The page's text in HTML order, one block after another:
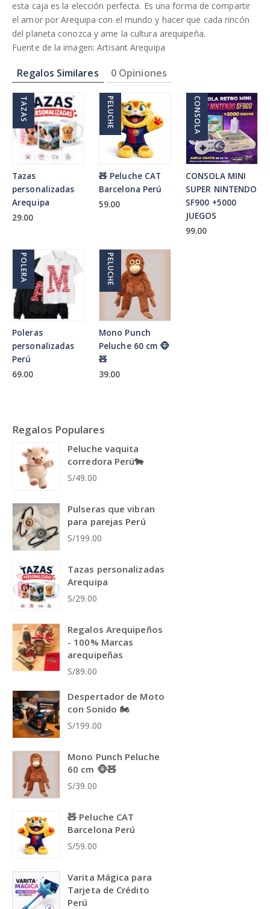
esta caja es la elección perfecta. Es una forma de compartir
el amor por Arequipa con el mundo y hacer que cada rincón
del planeta conozca y ame la cultura arequipeña.
Fuente de la imagen: Artisant Arequipa
Regalos Similares 0 Opiniones
TAZAS
Tazas
personalizadas
Arequipa
29.00
PELUCHE
🧸 Peluche CAT
Barcelona Perú
59.00
CONSOLA
CONSOLA MINI
SUPER NINTENDO
SF900 +5000
JUEGOS
99.00
POLERA
Poleras
personalizadas
Perú
69.00
PELUCHE
Mono Punch
Peluche 60 cm 🐵
🧸
39.00
Regalos Populares
Peluche vaquita
corredora Perú🐄
S/49.00
Pulseras que vibran
para parejas Perú
S/199.00
Tazas personalizadas
Arequipa
S/29.00
Regalos Arequipeños
- 100% Marcas
arequipeñas
S/89.00
Despertador de Moto
con Sonido 🏍️
S/199.00
Mono Punch Peluche
60 cm 🐵🧸
S/39.00
🧸 Peluche CAT
Barcelona Perú
S/59.00
Varita Mágica para
Tarjeta de Crédito
Perú